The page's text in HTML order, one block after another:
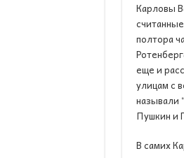
Карловы
полтора
еще и
улицам с
называли
Пушкин и
В самих